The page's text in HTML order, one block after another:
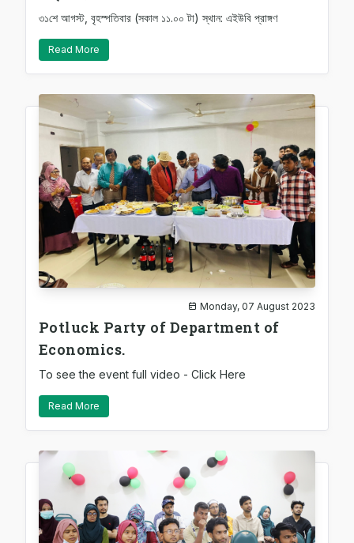
৩১শে আগস্ট, বৃহস্পতিবার (সকাল ১১.০০ টা) স্থান: এইউবি প্রাঙ্গণ
Read More
Monday, 07 August 2023
Potluck Party of Department of
Economics.
To see the event full video - Click Here
Read More